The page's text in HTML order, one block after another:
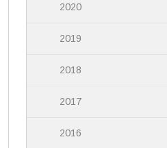
2020
2019
2018
2017
2016